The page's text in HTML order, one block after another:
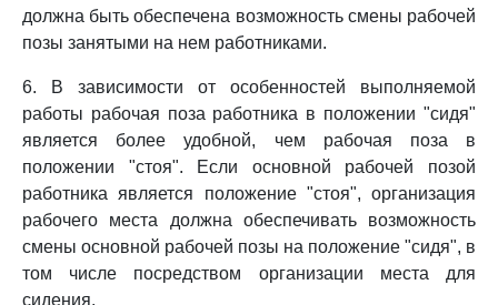
должна быть обеспечена возможность смены рабочей
позы занятыми на нем работниками.
6. В зависимости от особенностей выполняемой
работы рабочая поза работника в положении "сидя"
является более удобной, чем рабочая поза в
положении "стоя". Если основной рабочей позой
работника является положение "стоя", организация
рабочего места должна обеспечивать возможность
смены основной рабочей позы на положение "сидя", в
том числе посредством организации места для
сидения.